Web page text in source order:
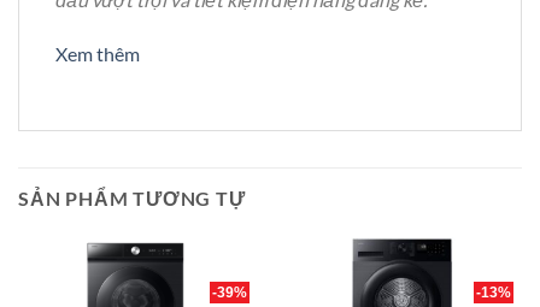
Xem thêm
SẢN PHẨM TƯƠNG TỰ
-39% -13%